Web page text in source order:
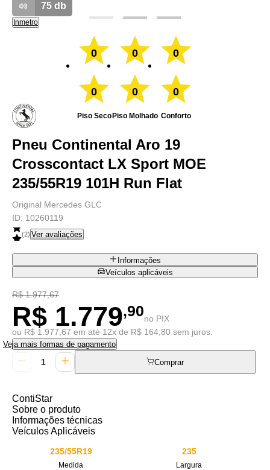
75db
Inmetro
0
0
Piso Seco
0
0
Piso Molhado
0
0
Conforto
Pneu Continental Aro 19
Crosscontact LX Sport MOE
235/55R19 101H Run Flat
Original Mercedes GLC
ID: 10260119
(2) Ver avaliações
Informações
Veículos aplicáveis
R$ 1.977,67
R$ 1.779,90no PIX
ou R$ 1.977,67 em até 12x de R$ 164,80 sem juros.
Veja mais formas de pagamento
Comprar
ContiStar
Sobre o produto
Informações técnicas
Veículos Aplicáveis
235/55R19
Medida
235
Largura